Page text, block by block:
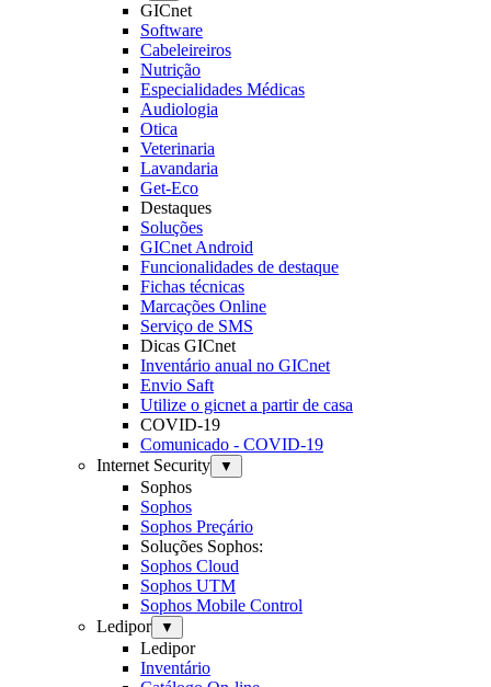
GICnet
Software
Cabeleireiros
Nutrição
Especialidades Médicas
Audiologia
Otica
Veterinaria
Lavandaria
Get-Eco
Destaques
Soluções
GICnet Android
Funcionalidades de destaque
Fichas técnicas
Marcações Online
Serviço de SMS
Dicas GICnet
Inventário anual no GICnet
Envio Saft
Utilize o gicnet a partir de casa
COVID-19
Comunicado - COVID-19
Internet Security
▼
Sophos
Sophos
Sophos Preçário
Soluções Sophos:
Sophos Cloud
Sophos UTM
Sophos Mobile Control
Ledipor
▼
Ledipor
Inventário